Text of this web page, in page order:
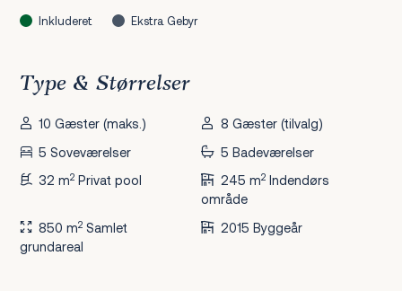
Inkluderet Ekstra Gebyr
Type & Størrelser
10 Gæster (maks.)
8 Gæster (tilvalg)
5 Soveværelser
5 Badeværelser
32 m2 Privat pool 245 m2Indendørs
område
850 m2 Samlet
grundareal
2015 Byggeår